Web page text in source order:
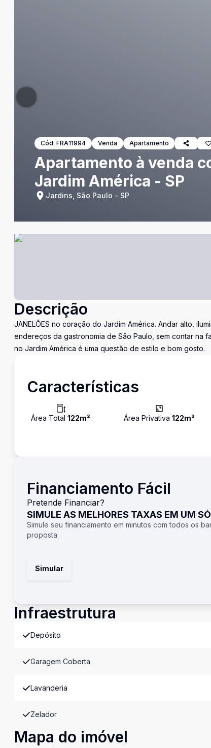
Cód: FRA11994 Venda Apartamento
Apartamento à venda
Jardim América - SP
Jardins, São Paulo - SP
Descrição
JANELÕES no coração do Jardim América. Andar alto,
endereços da gastronomia de São Paulo, sem contar na
no Jardim América é uma questão de estilo e bom gosto.
Características
Área Total 122m² Área Privativa 122m²
Financiamento Fácil
Pretende Financiar?
SIMULE AS MELHORES TAXAS EM UM
Simule seu financiamento em minutos com todos os
proposta.
Simular
Infraestrutura
Depósito
Garagem Coberta
Lavanderia
Zelador
Mapa do imóvel